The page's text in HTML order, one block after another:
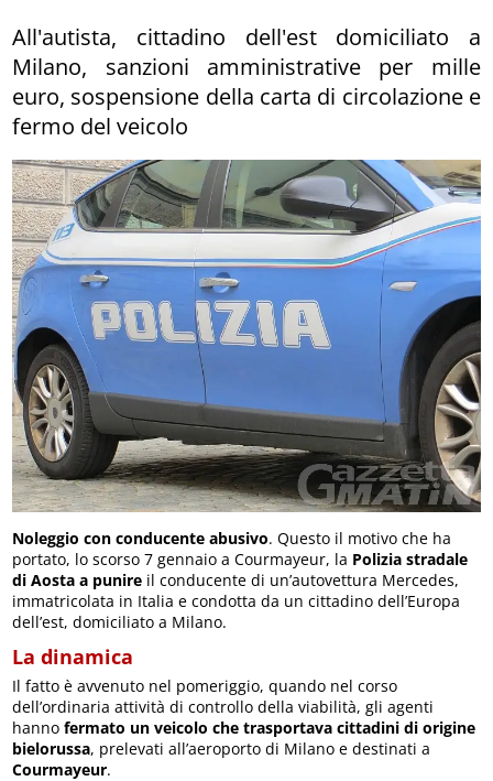
All'autista, cittadino dell'est domiciliato a
Milano, sanzioni amministrative per mille
euro, sospensione della carta di circolazione e
fermo del veicolo
Noleggio con conducente abusivo. Questo il motivo che ha
portato, lo scorso 7 gennaio a Courmayeur, la Polizia stradale
di Aosta a punire il conducente di un’autovettura Mercedes,
immatricolata in Italia e condotta da un cittadino dell’Europa
dell’est, domiciliato a Milano.
La dinamica
Il fatto è avvenuto nel pomeriggio, quando nel corso
dell’ordinaria attività di controllo della viabilità, gli agenti
hannofermato un veicolo che trasportava cittadini di origine
bielorussa, prelevati all’aeroporto di Milano e destinati a
Courmayeur.